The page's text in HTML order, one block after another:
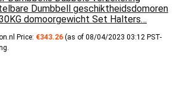
Dumbbell geschiktheidsdomoren
domoorgewicht Set Halters…
Price: €343.26 (as of 08/04/2023 03:12 PST-
.